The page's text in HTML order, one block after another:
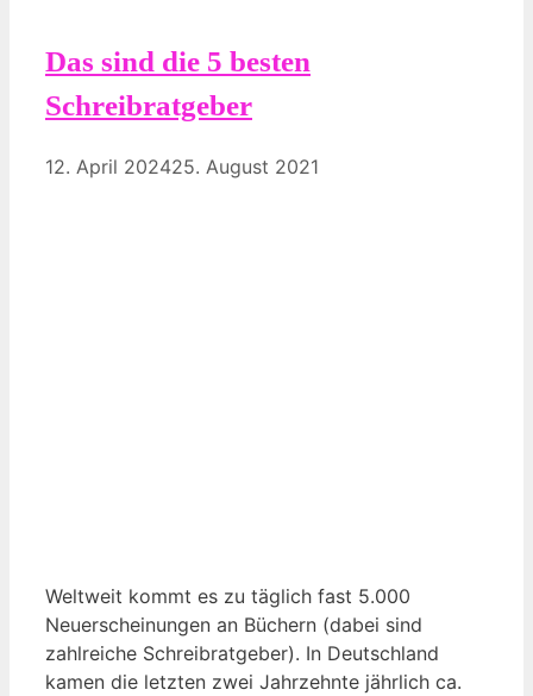
Das sind die 5 besten
Schreibratgeber
12. April 202425. August 2021
Weltweit kommt es zu täglich fast 5.000
Neuerscheinungen an Büchern (dabei sind
zahlreiche Schreibratgeber). In Deutschland
kamen die letzten zwei Jahrzehnte jährlich ca.